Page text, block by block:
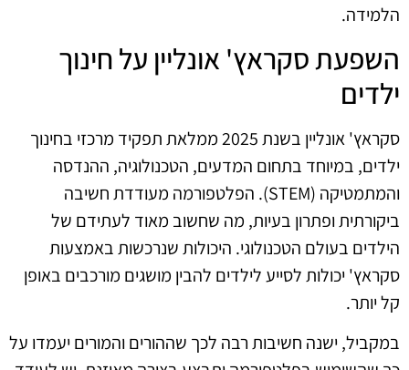
הלמידה.
השפעת סקראץ' אונליין על חינוך
ילדים
סקראץ' אונליין בשנת 2025 ממלאת תפקיד מרכזי בחינוך
ילדים, במיוחד בתחום המדעים, הטכנולוגיה, ההנדסה
והמתמטיקה (STEM). הפלטפורמה מעודדת חשיבה
ביקורתית ופתרון בעיות, מה שחשוב מאוד לעתידם של
הילדים בעולם הטכנולוגי. היכולות שנרכשות באמצעות
סקראץ' יכולות לסייע לילדים להבין מושגים מורכבים באופן
קל יותר.
במקביל, ישנה חשיבות רבה לכך שההורים והמורים יעמדו על